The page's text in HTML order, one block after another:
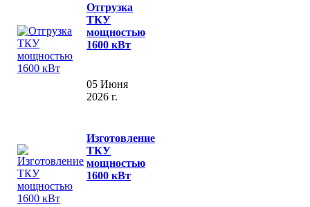
Отгрузка
ТКУ
мощностью
1600 кВт
05 Июня
2026 г.
Изготовление
ТКУ
мощностью
1600 кВт